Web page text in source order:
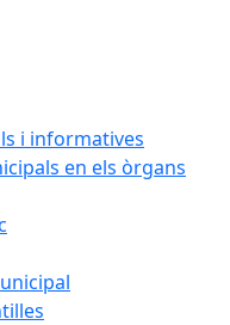
i informatives
en els òrgans